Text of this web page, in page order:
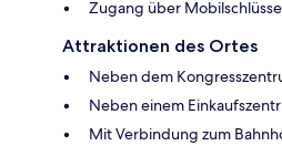
Zugang über
Attraktionen des Ortes
Neben dem
Neben einem
Mit Verbindung zum